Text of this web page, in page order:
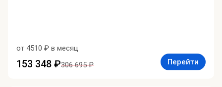
от 4510 ₽ в месяц
153 348 ₽306 695 ₽ Перейти